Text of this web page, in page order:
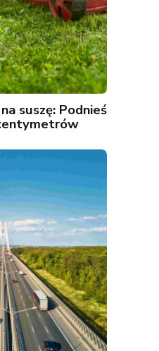
suszę: Podnieś